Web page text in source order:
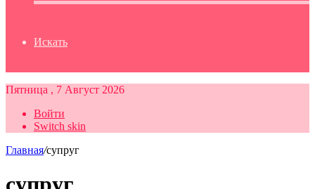
Искать
Пятница , 7 Август 2026
Войти
Switch skin
Главная/супруг